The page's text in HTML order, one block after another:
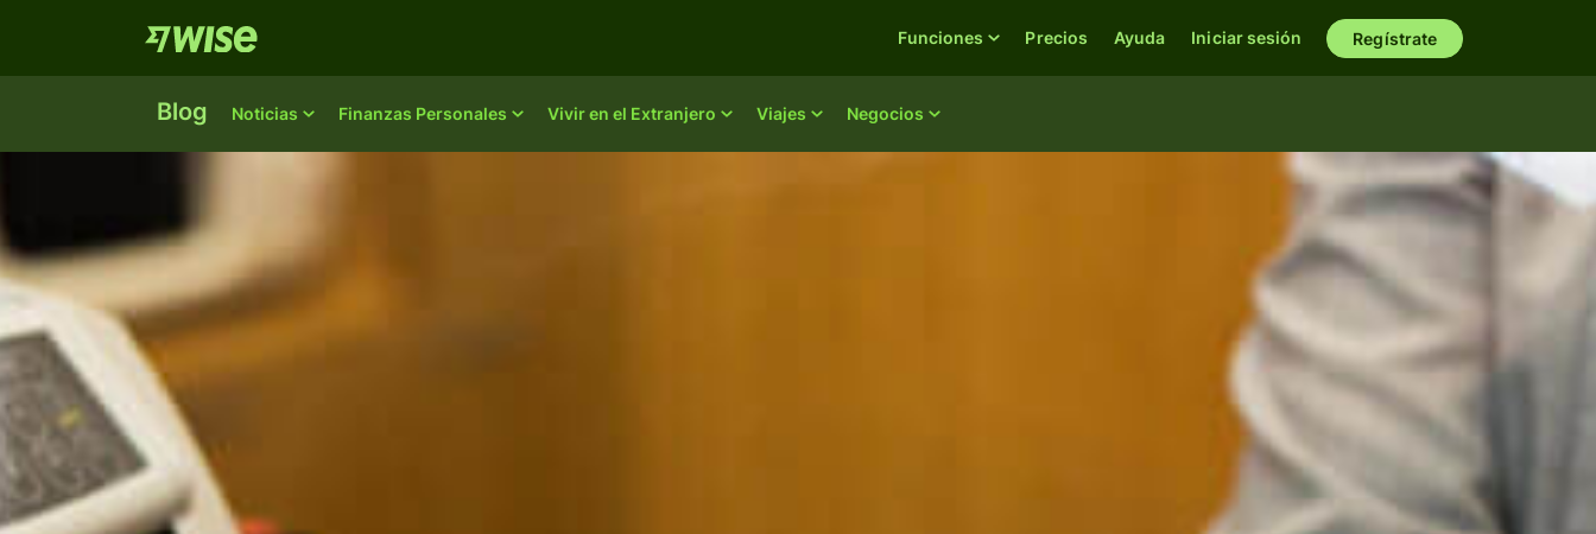
Blog Noticias Finanzas Personales Vivir en el Extranjero Viajes Negocios
Funciones Precios Ayuda Iniciar sesión Regístrate